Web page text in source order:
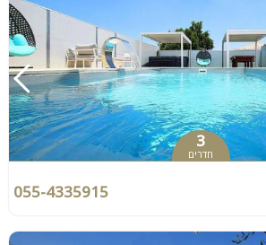
3
חדרים
055-4335915